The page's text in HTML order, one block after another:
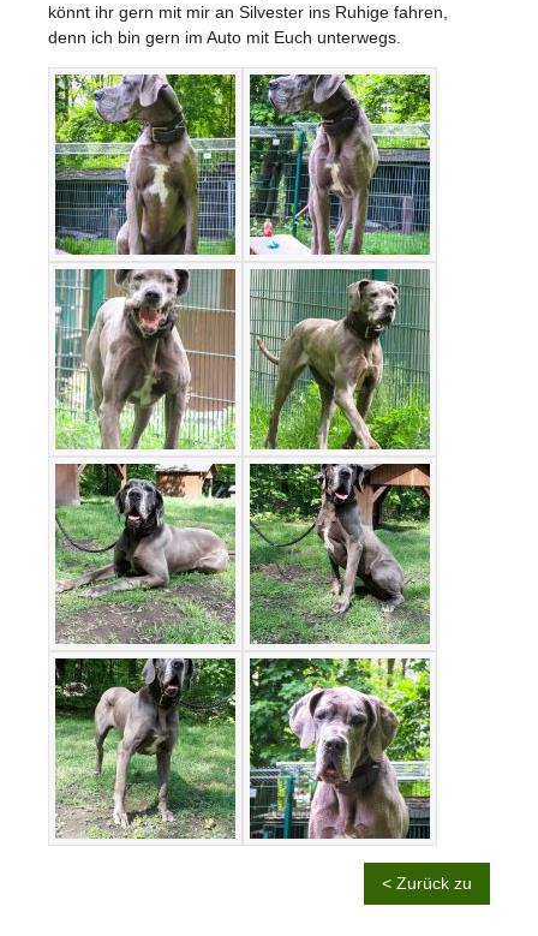
könnt ihr gern mit mir an Silvester ins Ruhige fahren,
denn ich bin gern im Auto mit Euch unterwegs.
< Zurück zu